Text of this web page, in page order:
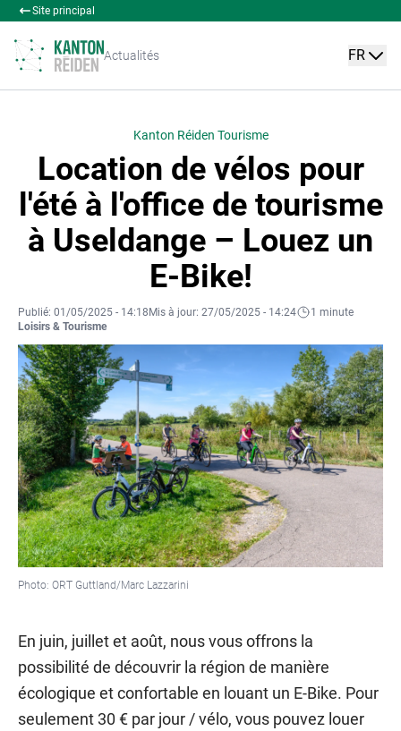
Site principal
Actualités FR
Kanton Réiden Tourisme
Location de vélos pour
l'été à l'office de tourisme
à Useldange – Louez un
E-Bike!
Publié: 01/05/2025 - 14:18Mis à jour: 27/05/2025 - 14:24
1 minute
Loisirs & Tourisme
Photo: ORT Guttland/Marc Lazzarini
En juin, juillet et août, nous vous offrons la
possibilité de découvrir la région de manière
écologique et confortable en louant un E-Bike. Pour
seulement 30 € par jour / vélo, vous pouvez louer